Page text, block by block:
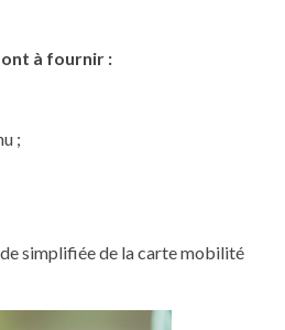
à fournir :
;
simplifiée de la carte mobilité